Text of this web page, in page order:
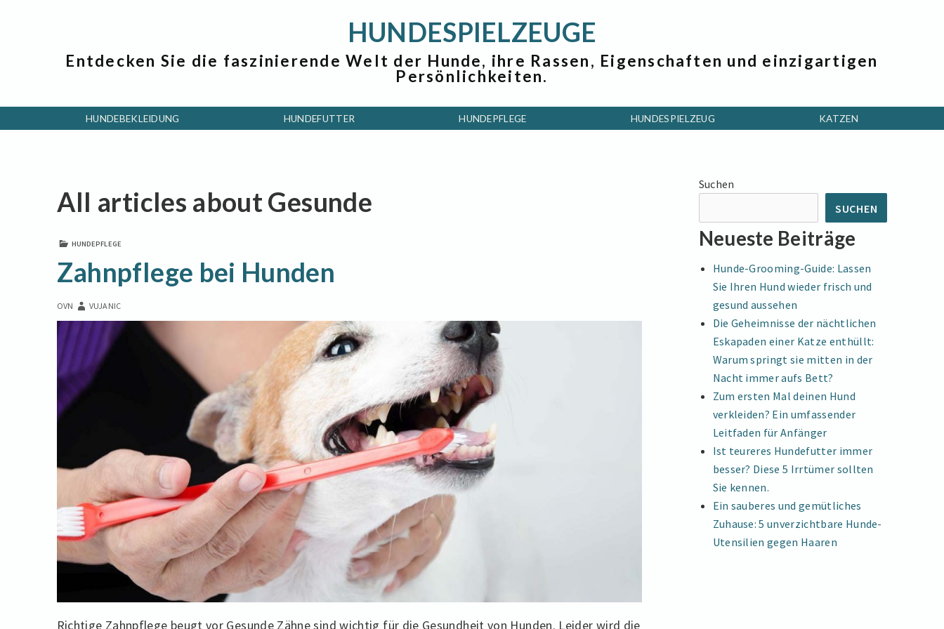
HUNDESPIELZEUGE
Entdecken Sie die faszinierende Welt der Hunde, ihre Rassen, Eigenschaften und einzigartigen
Persönlichkeiten.
HUNDEBEKLEIDUNG HUNDEFUTTER HUNDEPFLEGE HUNDESPIELZEUG KATZEN
All articles about Gesunde
HUNDEPFLEGE
Zahnpflege bei Hunden
OVN VUJANIC
Richtige Zahnpflege beugt vor Gesunde Zähne sind wichtig für die Gesundheit von Hunden. Leider wird die
Suchen
SUCHEN
Neueste Beiträge
Hunde-Grooming-Guide: Lassen
Sie Ihren Hund wieder frisch und
gesund aussehen
Die Geheimnisse der nächtlichen
Eskapaden einer Katze enthüllt:
Warum springt sie mitten in der
Nacht immer aufs Bett?
Zum ersten Mal deinen Hund
verkleiden? Ein umfassender
Leitfaden für Anfänger
Ist teureres Hundefutter immer
besser? Diese 5 Irrtümer sollten
Sie kennen.
Ein sauberes und gemütliches
Zuhause: 5 unverzichtbare Hunde-
Utensilien gegen Haaren